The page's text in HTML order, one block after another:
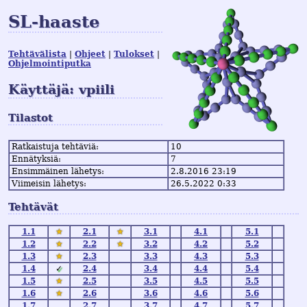
SL-haaste
Tehtävälista Ohjeet
Tulokset
Ohjelmointiputka
Käyttäjä: vpiili
Tilastot
Ratkaistuja tehtäviä:
10
Ennätyksiä:
7
Ensimmäinen lähetys:
2.8.2016 23:19
Viimeisin lähetys:
26.5.2022 0:33
Tehtävät
1.1 ★ 2.1 ★ 3.1 4.1
5.1
1.2
★ 2.2 ★ 3.2 4.2
5.2
1.3
★ 2.3 3.3 4.3
5.3
1.4
✓ 2.4 3.4 4.4
5.4
1.5
★ 2.5 3.5 4.5
5.5
1.6
★ 2.6 3.6 4.6
5.6